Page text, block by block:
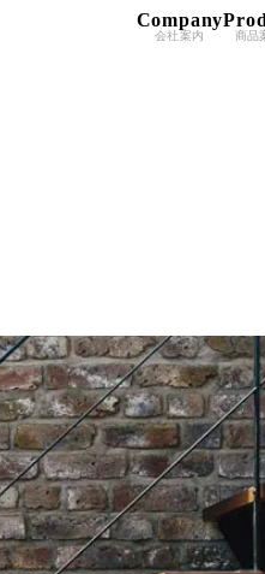
Company
会社案内 商品